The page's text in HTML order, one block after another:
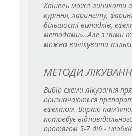
Кашель може виникати в
куріння, ларингіту,
більшості випадків,
методами». Але з ними
можна вилікувати
МЕТОДИ
Вибір схеми лікування
призначаються
ефектом. Варто
потребує
протягом 5-7 діб -